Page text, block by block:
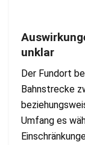
unklar
Der Fundort
Bahnstrecke
Umfang es